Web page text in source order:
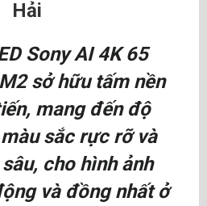
Hải
Sony AI 4K 65
sở hữu tấm nền
mang đến độ
sắc rực rỡ và
cho hình ảnh
và đồng nhất ở